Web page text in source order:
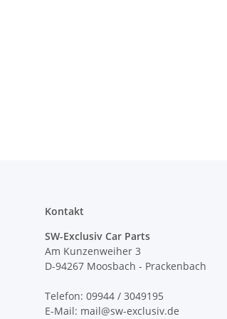
Kontakt
SW-Exclusiv Car Parts
Am Kunzenweiher 3
D-94267 Moosbach - Prackenbach
Telefon: 09944 / 3049195
E-Mail: mail@sw-exclusiv.de